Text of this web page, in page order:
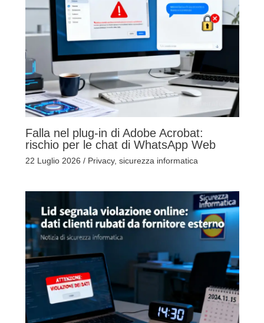
Falla nel plug-in di Adobe Acrobat:
rischio per le chat di WhatsApp Web
22 Luglio 2026 / Privacy, sicurezza informatica